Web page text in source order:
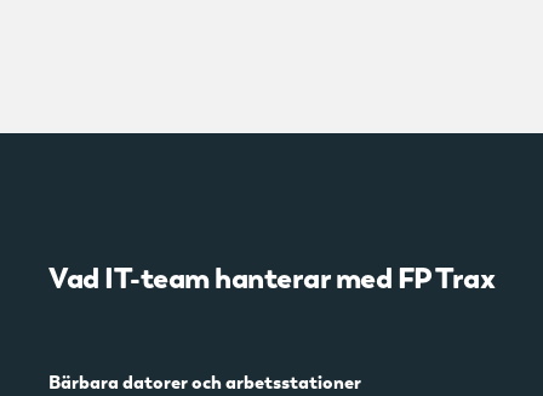
Vad IT-team hanterar med FP Trax
Bärbara datorer och arbetsstationer